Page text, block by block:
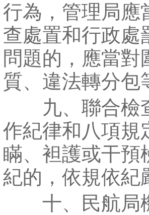
行為，管理局應
查處置和行政處
問題的，應當
質、違法轉分包
九、聯合檢
作紀律和八項規
瞞、袒護或干預
紀的，依規依紀
十、民航局